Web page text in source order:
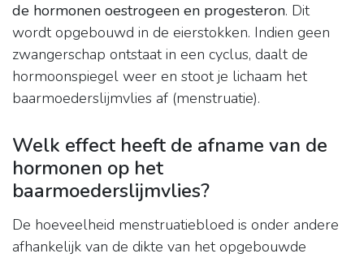
de hormonen oestrogeen en progesteron. Dit
wordt opgebouwd in de eierstokken. Indien geen
zwangerschap ontstaat in een cyclus, daalt de
hormoonspiegel weer en stoot je lichaam het
baarmoederslijmvlies af (menstruatie).
Welk effect heeft de afname van de
hormonen op het
baarmoederslijmvlies?
De hoeveelheid menstruatiebloed is onder andere
afhankelijk van de dikte van het opgebouwde